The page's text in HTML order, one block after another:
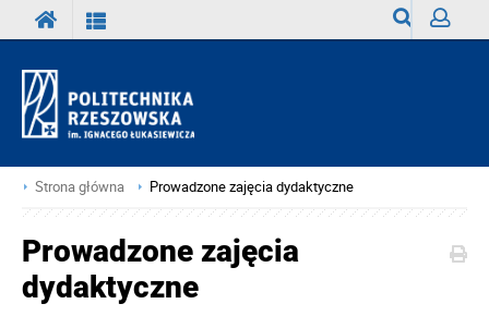
Strona główna Prowadzone zajęcia dydaktyczne
Prowadzone zajęcia
dydaktyczne